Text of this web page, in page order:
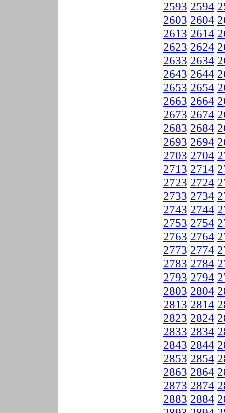
2593 2594
2603 2604
2613 2614
2623 2624
2633 2634
2643 2644
2653 2654
2663 2664
2673 2674
2683 2684
2693 2694
2703 2704
2713 2714
2723 2724
2733 2734
2743 2744
2753 2754
2763 2764
2773 2774
2783 2784
2793 2794
2803 2804
2813 2814
2823 2824
2833 2834
2843 2844
2853 2854
2863 2864
2873 2874
2883 2884